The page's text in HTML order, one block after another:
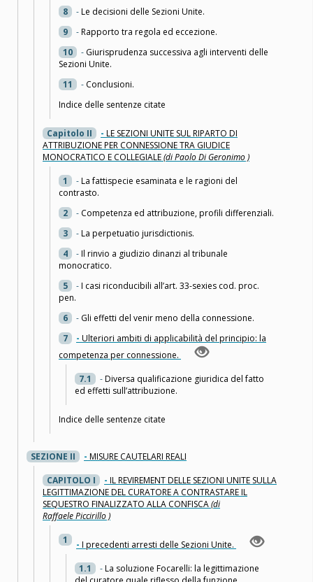
8
-Le decisioni delle Sezioni Unite.
9
-Rapporto tra regola ed eccezione.
10
- Giurisprudenza successiva agli interventi delle
Sezioni Unite.
11
- Conclusioni.
Indice delle sentenze citate
Capitolo II - LE SEZIONI UNITE SUL RIPARTO DI
ATTRIBUZIONE PER CONNESSIONE TRA GIUDICE
MONOCRATICO E COLLEGIALE(di Paolo Di Geronimo )
1
-La fattispecie esaminata e le ragioni del
contrasto.
2
- Competenza ed attribuzione, profili differenziali.
3
-La perpetuatio jurisdictionis.
4
-Il rinvio a giudizio dinanzi al tribunale
monocratico.
5
-I casi riconducibili all’art. 33-sexies cod. proc.
pen.
6
- Gli effetti del venir meno della connessione.
7
- Ulteriori ambiti di applicabilità del principio: la
competenza per connessione.
7.1
-Diversa qualificazione giuridica del fatto
ed effetti sull’attribuzione.
Indice delle sentenze citate
SEZIONE II - MISURE CAUTELARI REALI
CAPITOLO I
- IL REVIREMENT DELLE SEZIONI UNITE SULLA
LEGITTIMAZIONE DEL CURATORE A CONTRASTARE IL
SEQUESTRO FINALIZZATO ALLA CONFISCA(di
Raffaele Piccirillo )
1
- I precedenti arresti delle Sezioni Unite.
1.1
-La soluzione Focarelli: la legittimazione